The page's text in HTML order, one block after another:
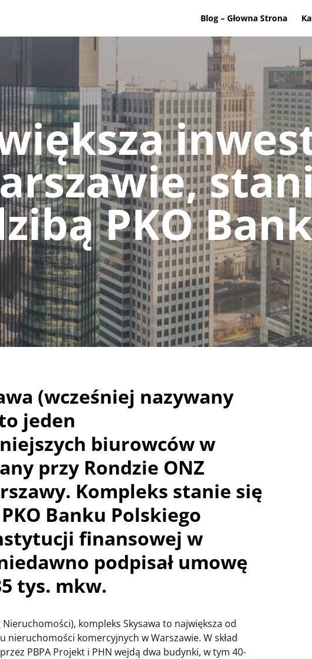
Blog – Głowna Strona
to review and enter to go to the desired page. Touch device
PKO
(wcześniej nazywany
jeden
biurowców w
przy Rondzie ONZ
Kompleks stanie się
Banku Polskiego
finansowej w
podpisał umowę
tys. mkw.
kompleks Skysawa to największa od
komercyjnych w Warszawie. W skład
PBPA Projekt i PHN wejdą dwa budynki, w tym 40-